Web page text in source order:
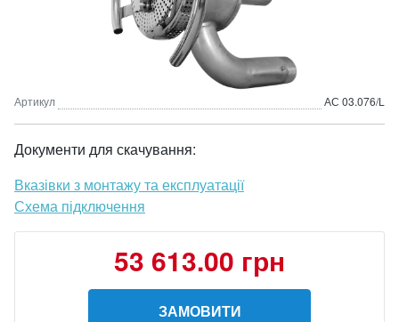
Артикул АС 03.076/L
Документи для скачування:
Вказівки з монтажу та експлуатації
Схема підключення
53 613.00 грн
ЗАМОВИТИ